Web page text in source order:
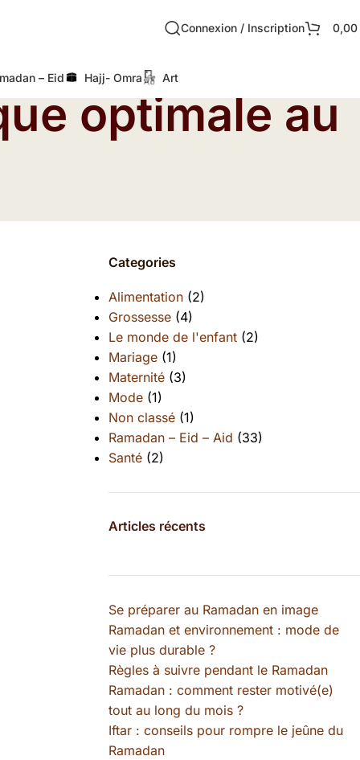
Connexion / Inscription 0,00
– Eid Hajj- Omra Art
optimale au
Categories
Alimentation(2)
Grossesse(4)
Le monde de l'enfant(2)
Mariage(1)
Maternité(3)
Mode(1)
Non classé(1)
Ramadan – Eid – Aid (33)
Santé(2)
Articles récents
Se préparer au Ramadan en image
Ramadan et environnement : mode de
vie plus durable ?
Règles à suivre pendant le Ramadan
Ramadan : comment rester motivé(e)
tout au long du mois ?
Iftar : conseils pour rompre le jeûne du
Ramadan